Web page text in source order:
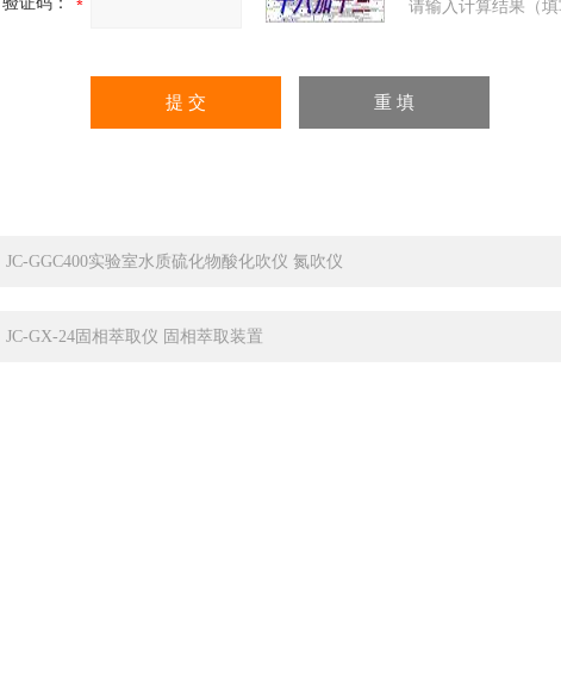
请输入计算结果（
JC-GGC400实验室水质硫化物酸化吹仪 氮吹仪
JC-GX-24固相萃取仪 固相萃取装置